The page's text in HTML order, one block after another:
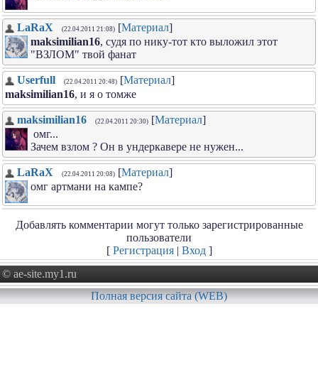
LaRaX (22.04.2011 21:08) [Материал]
maksimilian16, судя по нику-тот кто выложил этот
"ВЗЛОМ" твой фанат
Userfull (22.04.2011 20:48) [Материал]
maksimilian16, и я о томже
maksimilian16 (22.04.2011 20:30) [Материал]
омг...
Зачем взлом ? Он в ундеркавере не нужен...
LaRaX (22.04.2011 20:08) [Материал]
омг артмани на кампе?
Добавлять комментарии могут только зарегистрированные
пользователи
[ Регистрация| Вход]
© ae-site.my1.ru
Полная версия сайта (WEB)